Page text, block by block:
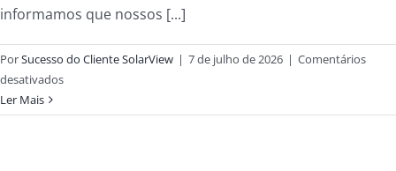
informamos que nossos [...]
PorSucesso do Cliente SolarView | 7 de julho de 2026 | Comentários
desativados
Ler Mais